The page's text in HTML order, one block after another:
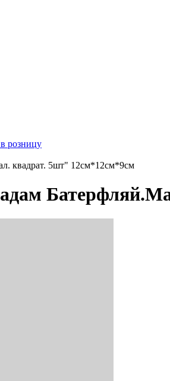
розницу
квадрат. 5шт" 12см*12см*9см